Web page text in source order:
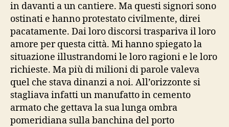
in davanti a un cantiere. Ma questi signori sono
ostinati e hanno protestato civilmente, direi
pacatamente. Dai loro discorsi traspariva il loro
amore per questa città. Mi hanno spiegato la
situazione illustrandomi le loro ragioni e le loro
richieste. Ma più di milioni di parole valeva
quel che stava dinanzi a noi. All’orizzonte si
stagliava infatti un manufatto in cemento
armato che gettava la sua lunga ombra
pomeridiana sulla banchina del porto